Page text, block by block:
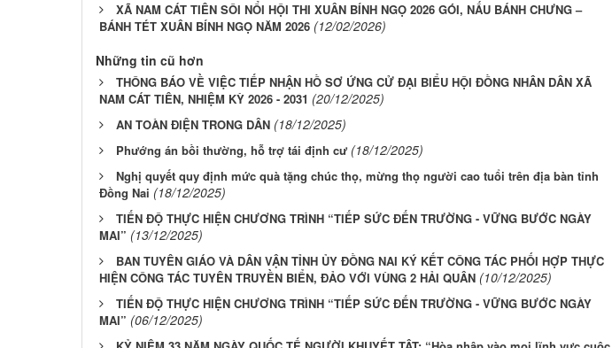
XÃ NAM CÁT TIÊN SÔI NỔI HỘI THI XUÂN BÍNH NGỌ 2026 GÓI, NẤU BÁNH CHƯNG –
BÁNH TÉT XUÂN BÍNH NGỌ NĂM 2026 (12/02/2026)
Những tin cũ hơn
THÔNG BÁO VỀ VIỆC TIẾP NHẬN HỒ SƠ ỨNG CỬ ĐẠI BIỂU HỘI ĐỒNG NHÂN DÂN XÃ
NAM CÁT TIÊN, NHIỆM KỲ 2026 - 2031 (20/12/2025)
AN TOÀN ĐIỆN TRONG DÂN (18/12/2025)
Phướng án bồi thường, hỗ trợ tái định cư (18/12/2025)
Nghị quyết quy định mức quà tặng chúc thọ, mừng thọ người cao tuổi trên địa bàn tỉnh
Đồng Nai (18/12/2025)
TIẾN ĐỘ THỰC HIỆN CHƯƠNG TRÌNH “TIẾP SỨC ĐẾN TRƯỜNG - VỮNG BƯỚC NGÀY
MAI” (13/12/2025)
BAN TUYÊN GIÁO VÀ DÂN VẬN TỈNH ỦY ĐỒNG NAI KÝ KẾT CÔNG TÁC PHỐI HỢP THỰC
HIỆN CÔNG TÁC TUYÊN TRUYỀN BIỂN, ĐẢO VỚI VÙNG 2 HẢI QUÂN (10/12/2025)
TIẾN ĐỘ THỰC HIỆN CHƯƠNG TRÌNH “TIẾP SỨC ĐẾN TRƯỜNG - VỮNG BƯỚC NGÀY
MAI” (06/12/2025)